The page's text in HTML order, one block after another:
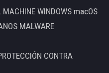
WINDOWS macOS
MALWARE
CONTRA